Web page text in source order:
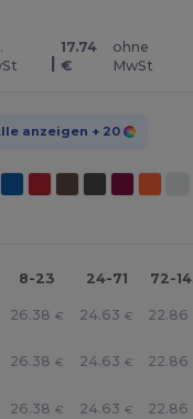
|
17.74
€
ohne
MwSt
anzeigen + 20
8-23 24-71 72-
26.38 € 24.63 € 22.86
26.38 € 24.63 € 22.86
26.38 € 24.63 € 22.86